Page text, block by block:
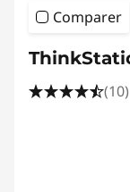
Comparer
(10)